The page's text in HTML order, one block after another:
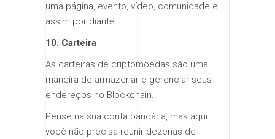
uma página, evento, vídeo, comunidade e
assim por diante.
10. Carteira
As carteiras de criptomoedas são uma
maneira de armazenar e gerenciar seus
endereços no Blockchain.
Pense na sua conta bancária, mas aqui
você não precisa reunir dezenas de